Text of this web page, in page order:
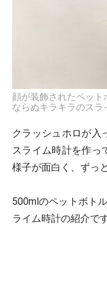
顔が装飾されたペッ
ならぬキラキラのスラ
クラッシュホロが入
スライム時計を作っ
様子が面白く、ずっ
500mlのペットボト
ライム時計の紹介です